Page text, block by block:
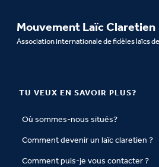
Mouvement Laïc Claretien
Association internationale de fidèles laïcs
TU VEUX EN SAVOIR PLUS?
Où sommes-nous situés?
Comment devenir un laïc claretien ?
Comment puis-je vous contacter ?